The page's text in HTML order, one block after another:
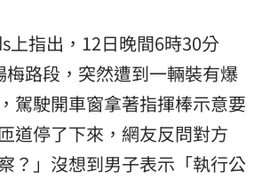
上指出，12日晚間6時30分
路段，突然遭到一輛裝有爆
駕駛開車窗拿著指揮棒示意要
道停了下來，網友反問對方
？」沒想到男子表示「執行公